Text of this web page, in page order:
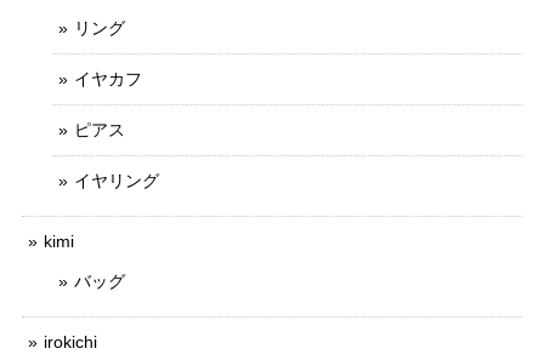
リング
イヤカフ
ピアス
イヤリング
kimi
バッグ
irokichi